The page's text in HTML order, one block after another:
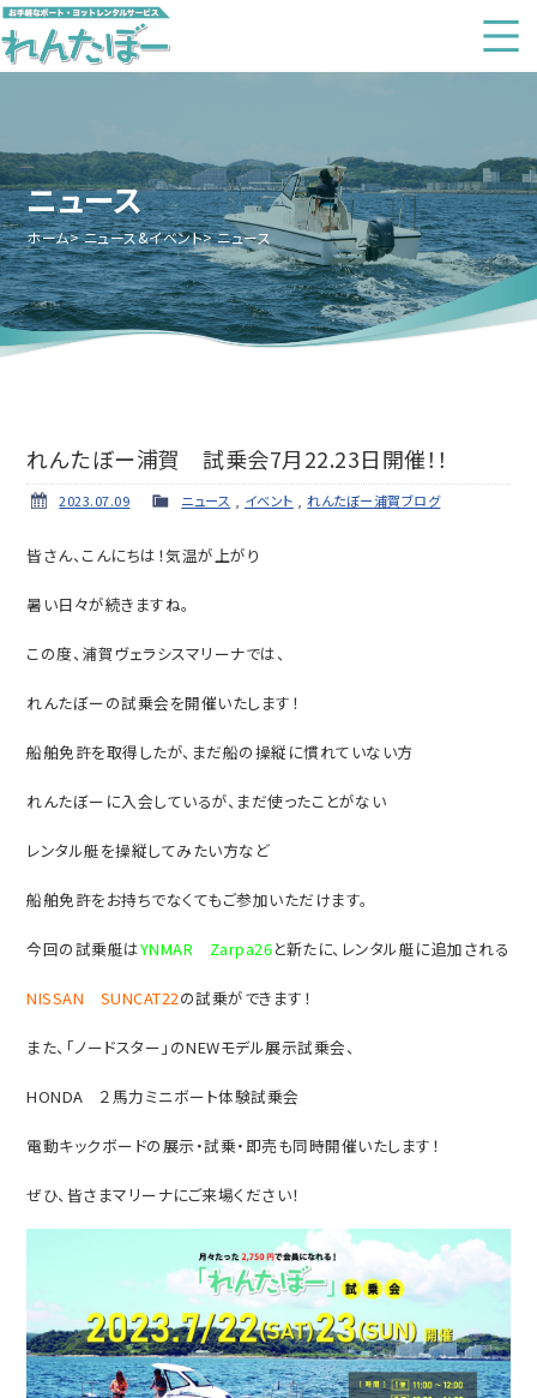
ニュース
ホーム ニュース&イベント ニュース
れんたぼー浦賀 試乗会7月22.23日開催！！
2023.07.09 ニュース イベント ,れんたぼー浦賀ブログ
皆さん、こんにちは！気温が上がり
暑い日々が続きますね。
この度、浦賀ヴェラシスマリーナでは、
れんたぼーの試乗会を開催いたします！
船舶免許を取得したが、まだ船の操縦に慣れていない方
れんたぼーに入会しているが、まだ使ったことがない
レンタル艇を操縦してみたい方など
船舶免許をお持ちでなくてもご参加いただけます。
今回の試乗艇はYNMAR Zarpa26と新たに、レンタル艇に追加される
NISSAN SUNCAT22の試乗ができます！
また、「ノードスター」のNEWモデル展示試乗会、
HONDA ２馬力ミニボート体験試乗会
電動キックボードの展示・試乗・即売も同時開催いたします！
ぜひ、皆さまマリーナにご来場ください！